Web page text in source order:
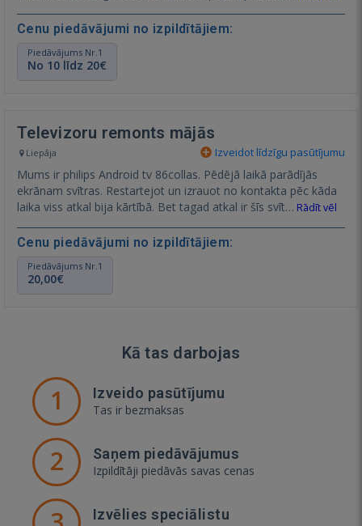
Cenu piedāvājumi no izpildītājiem:
Piedāvājums Nr.1
No 10 līdz 20€
Televizoru remonts mājās
Liepāja Izveidot līdzīgu pasūtījumu
Mums ir philips Android tv 86collas. Pēdējā laikā parādījās
ekrānam svītras. Restartejot un izrauot no kontakta pēc kāda
laika viss atkal bija kārtībā. Bet tagad atkal ir šīs svīt… Rādīt vēl
Cenu piedāvājumi no izpildītājiem:
Piedāvājums Nr.1
20,00€
Kā tas darbojas
1 Izveido pasūtījumu
Tas ir bezmaksas
2 Saņem piedāvājumus
Izpildītāji piedāvās savas cenas
Izvēlies speciālistu